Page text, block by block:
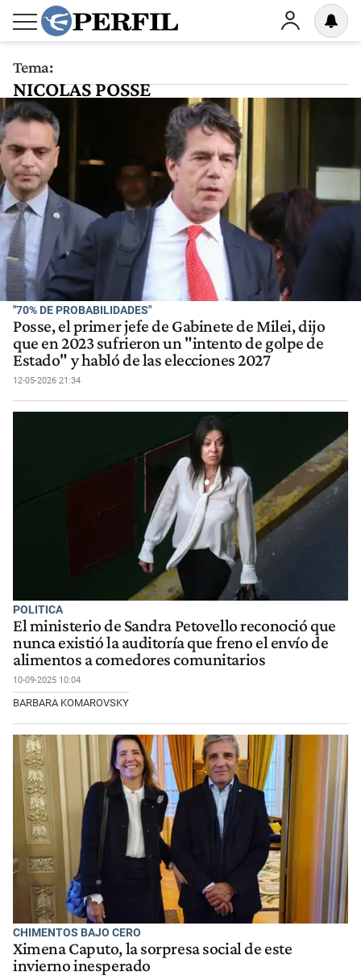
Tema:
NICOLAS POSSE
"70% DE PROBABILIDADES"
Posse, el primer jefe de Gabinete de Milei, dijo
que en 2023 sufrieron un "intento de golpe de
Estado" y habló de las elecciones 2027
12-05-2026 21:34
POLITICA
El ministerio de Sandra Petovello reconoció que
nunca existió la auditoría que freno el envío de
alimentos a comedores comunitarios
10-09-2025 10:04
BARBARA KOMAROVSKY
CHIMENTOS BAJO CERO
Ximena Caputo, la sorpresa social de este
invierno inesperado